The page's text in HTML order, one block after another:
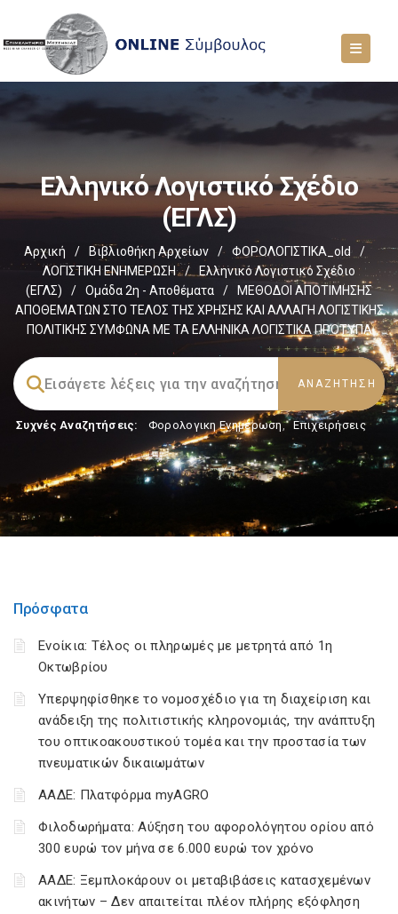
Ελληνικό Λογιστικό Σχέδιο
(ΕΓΛΣ)
Αρχική / Βιβλιοθήκη Αρχείων / ΦΟΡΟΛΟΓΙΣΤΙΚΑ_old
/
ΛΟΓΙΣΤΙΚΗ ΕΝΗΜΕΡΩΣΗ
/
Ελληνικό Λογιστικό Σχέδιο
(ΕΓΛΣ)
/ Ομάδα 2η - Αποθέματα /
ΜΕΘΟΔΟΙ ΑΠΟΤΙΜΗΣΗΣ
ΑΠΟΘΕΜΑΤΩΝ ΣΤΟ ΤΕΛΟΣ ΤΗΣ ΧΡΗΣΗΣ ΚΑΙ ΑΛΛΑΓΗ ΛΟΓΙΣΤΙΚΗΣ
ΠΟΛΙΤΙΚΗΣ ΣΥΜΦΩΝΑ ΜΕ ΤΑ ΕΛΛΗΝΙΚΑ ΛΟΓΙΣΤΙΚΑ ΠΡΟΤΥΠΑ
Συχνές Αναζητήσεις: Φορολογικη Ενημέρωση, Επιχειρήσεις
Πρόσφατα
Ενοίκια: Τέλος οι πληρωμές με μετρητά από 1η
Οκτωβρίου
Υπερψηφίσθηκε το νομοσχέδιο για τη διαχείριση και
ανάδειξη της πολιτιστικής κληρονομιάς, την ανάπτυξη
του οπτικοακουστικού τομέα και την προστασία των
πνευματικών δικαιωμάτων
ΑΑΔΕ: Πλατφόρμα myAGRO
Φιλοδωρήματα: Αύξηση του αφορολόγητου ορίου από
300 ευρώ τον μήνα σε 6.000 ευρώ τον χρόνο
ΑΑΔΕ: Ξεμπλοκάρουν οι μεταβιβάσεις κατασχεμένων
ακινήτων – Δεν απαιτείται πλέον πλήρης εξόφληση